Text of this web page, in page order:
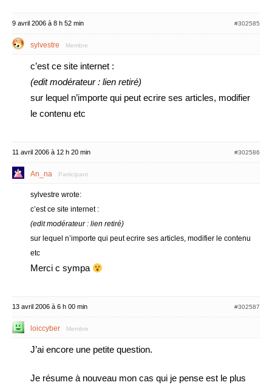
9 avril 2006 à 8 h 52 min #302585
sylvestre Membre
c’est ce site internet :
(edit modérateur : lien retiré)
sur lequel n’importe qui peut ecrire ses articles, modifier
le contenu etc
11 avril 2006 à 12 h 20 min #302586
An_na Participant
sylvestre wrote:
c’est ce site internet :
(edit modérateur : lien retiré)
sur lequel n’importe qui peut ecrire ses articles, modifier le contenu
etc
Merci c sympa
13 avril 2006 à 6 h 00 min #302587
loiccyber Membre
J’ai encore une petite question.
Je résume à nouveau mon cas qui je pense est le plus